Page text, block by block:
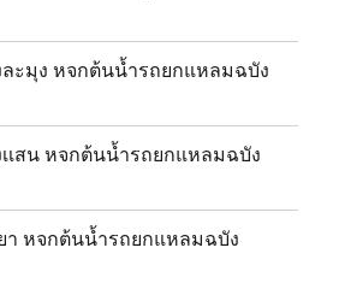
ละมุง หจกต้นน้ำรถยกแหลมฉบัง
เสน หจกต้นน้ำรถยกแหลมฉบัง
า หจกต้นน้ำรถยกแหลมฉบัง